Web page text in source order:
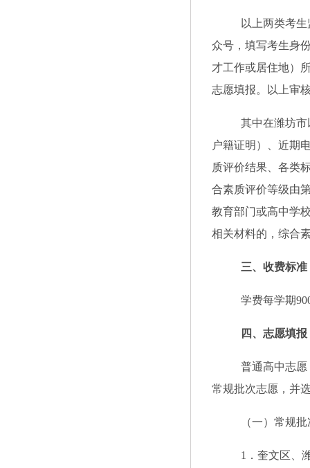
以上两类考
众号，填写考生身
才工作或居住地）
志愿填报。以上审
其中在潍坊市
户籍证明）、近期
质评价结果、各类
合素质评价等级由
教育部门或高中学
相关材料的，综合
三、收费标准
学费每学期
四、志愿填报
普通高中志愿
常规批次志愿，并
（一）常规
1．奎文区、